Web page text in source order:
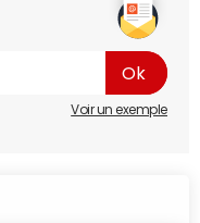
Voir un exemple